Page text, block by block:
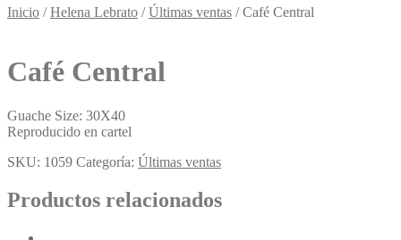
Inicio /Helena Lebrato /Últimas ventas /Café Central
Café Central
Guache Size: 30X40
Reproducido en cartel
SKU: 1059 Categoría: Últimas ventas
Productos relacionados